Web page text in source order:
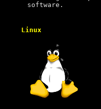
software.
Linux